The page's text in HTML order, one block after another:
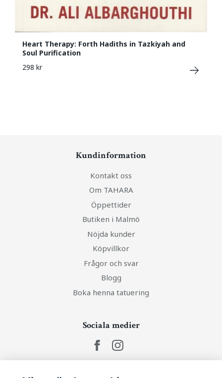
Heart Therapy: Forth Hadiths in Tazkiyah and
Soul Purification
298 kr
Kundinformation
Kontakt oss
Om TAHARA
Öppettider
Butiken i Malmö
Nöjda kunder
Köpvillkor
Frågor och svar
Blogg
Boka henna tatuering
Sociala medier